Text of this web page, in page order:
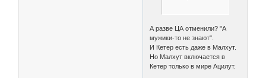
А разве ЦА отменили? "А
мужики-то не знают".
И Кетер есть даже в Малхут.
Но Малхут включается в
Кетер только в мире Ацилут.